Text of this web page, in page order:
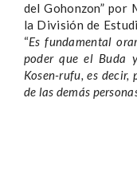
del Gohonzon” por
la División de
“Es fundamental
poder que el Buda
Kosen-rufu, es decir,
de las demás